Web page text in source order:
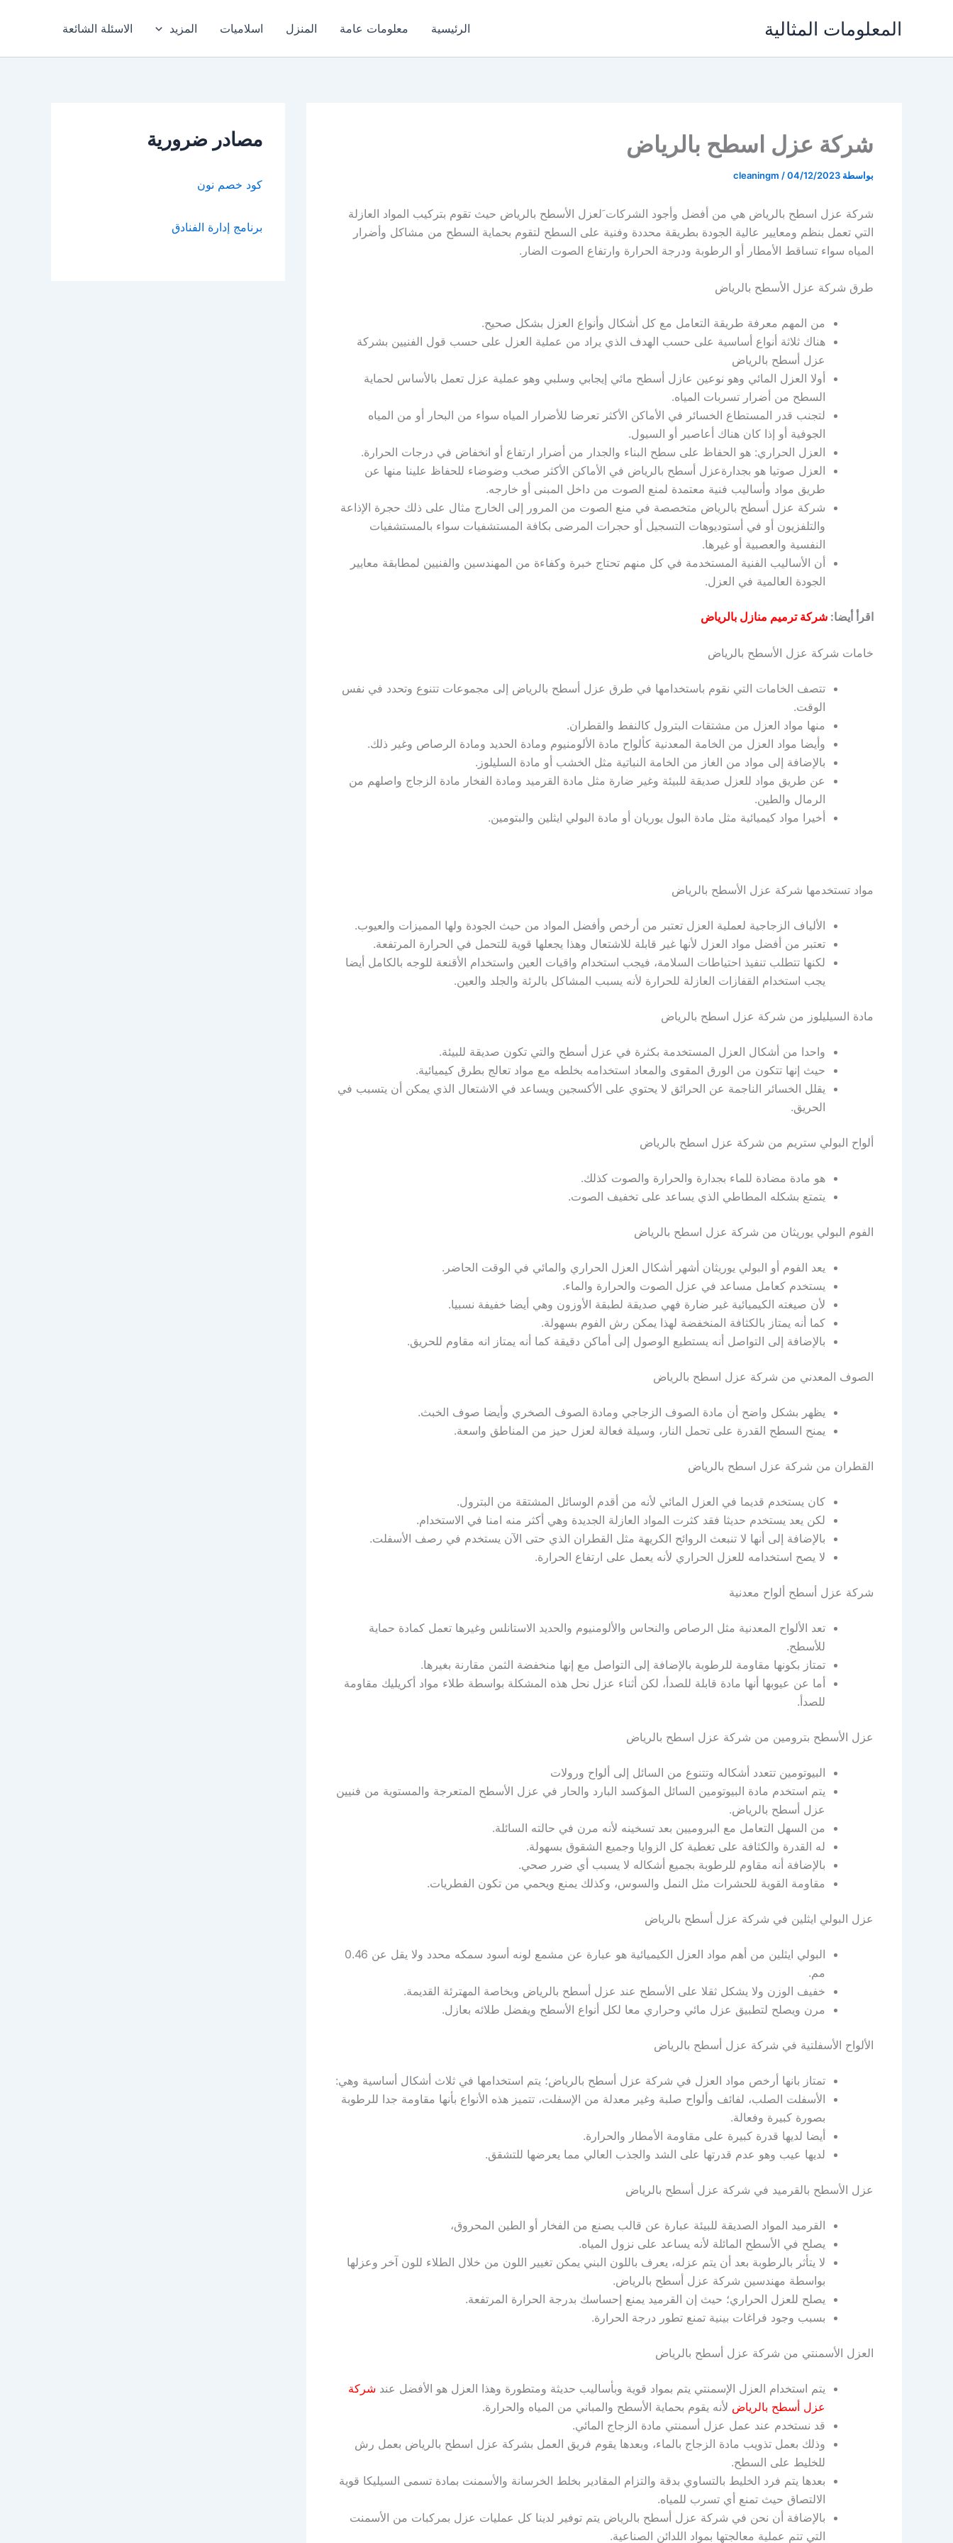
المعلومات المثالية الرئيسية معلومات عامة المنزل اسلاميات المزيد الاسئلة الشائعة
شركة عزل اسطح بالرياض
بواسطة cleaningm /04/12/2023
شركة عزل اسطح بالرياض هي من أفضل وأجود الشركات َلعزل الأسطح بالرياض حيث تقوم بتركيب المواد العازلة
التي تعمل بنظم ومعايير عالية الجودة بطريقة محددة وفنية على السطح لتقوم بحماية السطح من مشاكل وأضرار
المياه سواء تساقط الأمطار أو الرطوبة ودرجة الحرارة وارتفاع الصوت الضار.
طرق شركة عزل الأسطح بالرياض
من المهم معرفة طريقة التعامل مع كل أشكال وأنواع العزل بشكل صحيح.
هناك ثلاثة أنواع أساسية على حسب الهدف الذي يراد من عملية العزل على حسب قول الفنيين بشركة
عزل أسطح بالرياض
أولا العزل المائي وهو نوعين عازل أسطح مائي إيجابي وسلبي وهو عملية عزل تعمل بالأساس لحماية
السطح من أضرار تسربات المياه.
لتجنب قدر المستطاع الخسائر في الأماكن الأكثر تعرضا للأضرار المياه سواء من البحار أو من المياه
الجوفية أو إذا كان هناك أعاصير أو السيول.
العزل الحراري: هو الحفاظ على سطح البناء والجدار من أضرار ارتفاع أو انخفاض في درجات الحرارة.
العزل صوتيا هو بجدارةعزل أسطح بالرياض في الأماكن الأكثر صخب وضوضاء للحفاظ علينا منها عن
طريق مواد وأساليب فنية معتمدة لمنع الصوت من داخل المبنى أو خارجه.
شركة عزل أسطح بالرياض متخصصة في منع الصوت من المرور إلى الخارج مثال على ذلك حجرة الإذاعة
والتلفزيون أو في أستوديوهات التسجيل أو حجرات المرضى بكافة المستشفيات سواء بالمستشفيات
النفسية والعصبية أو غيرها.
أن الأساليب الفنية المستخدمة في كل منهم تحتاج خبرة وكفاءة من المهندسين والفنيين لمطابقة معايير
الجودة العالمية في العزل.
اقرأ أيضا: شركة ترميم منازل بالرياض
خامات شركة عزل الأسطح بالرياض
تتصف الخامات التي نقوم باستخدامها في طرق عزل أسطح بالرياض إلى مجموعات تتنوع وتحدد في نفس
الوقت.
منها مواد العزل من مشتقات البترول كالنفط والقطران.
وأيضا مواد العزل من الخامة المعدنية كألواح مادة الألومنيوم ومادة الحديد ومادة الرصاص وغير ذلك.
بالإضافة إلى مواد من الغاز من الخامة النباتية مثل الخشب أو مادة السليلوز.
عن طريق مواد للعزل صديقة للبيئة وغير ضارة مثل مادة القرميد ومادة الفخار مادة الزجاج واصلهم من
الرمال والطين.
أخيرا مواد كيميائية مثل مادة البول يوريان أو مادة البولي ايثلين والبتومين.
مواد تستخدمها شركة عزل الأسطح بالرياض
الألياف الزجاجية لعملية العزل تعتبر من أرخص وأفضل المواد من حيث الجودة ولها المميزات والعيوب.
تعتبر من أفضل مواد العزل لأنها غير قابلة للاشتعال وهذا يجعلها قوية للتحمل في الحرارة المرتفعة.
لكنها تتطلب تنفيذ احتياطات السلامة، فيجب استخدام واقيات العين واستخدام الأقنعة للوجه بالكامل أيضا
يجب استخدام القفازات العازلة للحرارة لأنه يسبب المشاكل بالرئة والجلد والعين.
مادة السيليلوز من شركة عزل اسطح بالرياض
واحدا من أشكال العزل المستخدمة بكثرة في عزل أسطح والتي تكون صديقة للبيئة.
حيث إنها تتكون من الورق المقوى والمعاد استخدامه بخلطه مع مواد تعالج بطرق كيميائية.
يقلل الخسائر الناجمة عن الحرائق لا يحتوي على الأكسجين ويساعد في الاشتعال الذي يمكن أن يتسبب في
الحريق.
ألواح البولي ستريم من شركة عزل اسطح بالرياض
هو مادة مضادة للماء بجدارة والحرارة والصوت كذلك.
يتمتع بشكله المطاطي الذي يساعد على تخفيف الصوت.
الفوم البولي يوريثان من شركة عزل اسطح بالرياض
يعد الفوم أو البولي يوريثان أشهر أشكال العزل الحراري والمائي في الوقت الحاضر.
يستخدم كعامل مساعد في عزل الصوت والحرارة والماء.
لأن صيغته الكيميائية غير ضارة فهي صديقة لطبقة الأوزون وهي أيضا خفيفة نسبيا.
كما أنه يمتاز بالكثافة المنخفضة لهذا يمكن رش الفوم بسهولة.
بالإضافة إلى التواصل أنه يستطيع الوصول إلى أماكن دقيقة كما أنه يمتاز انه مقاوم للحريق.
الصوف المعدني من شركة عزل اسطح بالرياض
يظهر بشكل واضح أن مادة الصوف الزجاجي ومادة الصوف الصخري وأيضا صوف الخبث.
يمنح السطح القدرة على تحمل النار، وسيلة فعالة لعزل حيز من المناطق واسعة.
القطران من شركة عزل اسطح بالرياض
كان يستخدم قديما في العزل المائي لأنه من أقدم الوسائل المشتقة من البترول.
لكن يعد يستخدم حديثا فقد كثرت المواد العازلة الجديدة وهي أكثر منه امنا في الاستخدام.
بالإضافة إلى أنها لا تنبعث الروائح الكريهة مثل القطران الذي حتى الآن يستخدم في رصف الأسفلت.
لا يصح استخدامه للعزل الحراري لأنه يعمل على ارتفاع الحرارة.
شركة عزل أسطح ألواح معدنية
تعد الألواح المعدنية مثل الرصاص والنحاس والألومنيوم والحديد الاستانلس وغيرها تعمل كمادة حماية
للأسطح.
تمتاز بكونها مقاومة للرطوبة بالإضافة إلى التواصل مع إنها منخفضة الثمن مقارنة بغيرها.
أما عن عيوبها أنها مادة قابلة للصدأ، لكن أثناء عزل نحل هذه المشكلة بواسطة طلاء مواد أكريليك مقاومة
للصدأ.
عزل الأسطح بترومين من شركة عزل اسطح بالرياض
البيوتومين تتعدد أشكاله وتتنوع من السائل إلى ألواح ورولات
يتم استخدم مادة البيوتومين السائل المؤكسد البارد والحار في عزل الأسطح المتعرجة والمستوية من فنيين
عزل أسطح بالرياض.
من السهل التعامل مع البروميين بعد تسخينه لأنه مرن في حالته السائلة.
له القدرة والكثافة على تغطية كل الزوايا وجميع الشقوق بسهولة.
بالإضافة أنه مقاوم للرطوبة بجميع أشكاله لا يسبب أي ضرر صحي.
مقاومة القوية للحشرات مثل النمل والسوس، وكذلك يمنع ويحمي من تكون الفطريات.
عزل البولي ايثلين في شركة عزل أسطح بالرياض
البولي ايثلين من أهم مواد العزل الكيميائية هو عبارة عن مشمع لونه أسود سمكه محدد ولا يقل عن 0.46
مم.
خفيف الوزن ولا يشكل ثقلا على الأسطح عند عزل أسطح بالرياض وبخاصة المهترئة القديمة.
مرن ويصلح لتطبيق عزل مائي وحراري معا لكل أنواع الأسطح ويفضل طلائه بعازل.
الألواح الأسفلتية في شركة عزل أسطح بالرياض
تمتاز بانها أرخص مواد العزل في شركة عزل أسطح بالرياض؛ يتم استخدامها في ثلاث أشكال أساسية وهي:
الأسفلت الصلب، لفائف وألواح صلبة وغير معدلة من الإسفلت، تتميز هذه الأنواع بأنها مقاومة جدا للرطوبة
بصورة كبيرة وفعالة.
أيضا لديها قدرة كبيرة على مقاومة الأمطار والحرارة.
لديها عيب وهو عدم قدرتها على الشد والجذب العالي مما يعرضها للتشقق.
عزل الأسطح بالقرميد في شركة عزل أسطح بالرياض
القرميد المواد الصديقة للبيئة عبارة عن قالب يصنع من الفخار أو الطين المحروق،
يصلح في الأسطح المائلة لأنه يساعد على نزول المياه.
لا يتأثر بالرطوبة بعد أن يتم عزله، يعرف باللون البني يمكن تغيير اللون من خلال الطلاء للون آخر وعزلها
بواسطة مهندسين شركة عزل أسطح بالرياض.
يصلح للعزل الحراري؛ حيث إن القرميد يمنع إحساسك بدرجة الحرارة المرتفعة.
بسبب وجود فراغات بينية تمنع تطور درجة الحرارة.
العزل الأسمنتي من شركة عزل أسطح بالرياض
يتم استخدام العزل الإسمنتي يتم بمواد قوية وبأساليب حديثة ومتطورة وهذا العزل هو الأفضل عند شركة
عزل أسطح بالرياض لأنه يقوم بحماية الأسطح والمباني من المياه والحرارة.
قد نستخدم عند عمل عزل أسمنتي مادة الزجاج المائي.
وذلك بعمل تذويب مادة الزجاج بالماء، وبعدها يقوم فريق العمل بشركة عزل اسطح بالرياض بعمل رش
للخليط على السطح.
بعدها يتم فرد الخليط بالتساوي بدقة والتزام المقادير بخلط الخرسانة والأسمنت بمادة تسمى السيليكا قوية
الالتصاق حيث تمنع أي تسرب للمياه.
بالإضافة أن نحن في شركة عزل أسطح بالرياض يتم توفير لدينا كل عمليات عزل بمركبات من الأسمنت
التي تتم عملية معالجتها بمواد اللدائن الصناعية.
مصادر ضرورية
كود خصم نون
برنامج إدارة الفنادق